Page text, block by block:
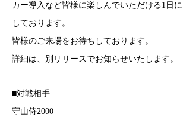
カー導入など皆様に楽しんでいただける1日
しております。
皆様のご来場をお待ちしております。
詳細は、別リリースでお知らせいたします。
■対戦相手
守山侍2000